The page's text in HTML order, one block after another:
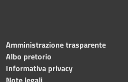
Amministrazione trasparente
Albo pretorio
Informativa privacy